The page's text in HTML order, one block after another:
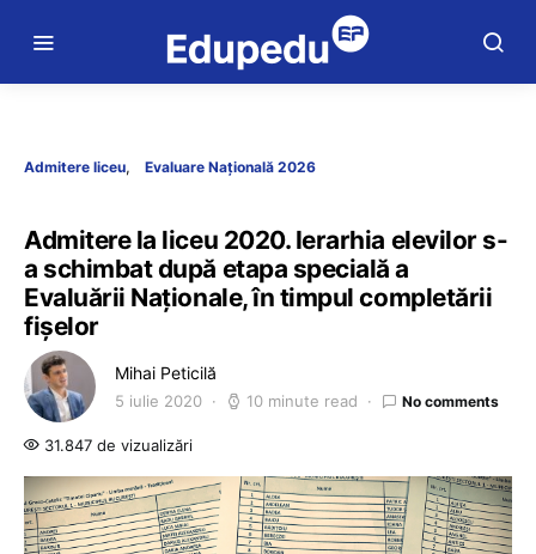
Admitere liceu Evaluare Națională 2026
Admitere la liceu 2020. Ierarhia elevilor s-
a schimbat după etapa specială a
Evaluării Naționale, în timpul completării
fișelor
Mihai Peticilă
5 iulie 2020 10 minute read No comments
31.847 de vizualizări